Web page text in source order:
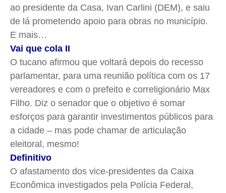
ao presidente da Casa, Ivan Carlini (DEM), e saiu
de lá prometendo apoio para obras no município.
E mais…
Vai que cola II
O tucano afirmou que voltará depois do recesso
parlamentar, para uma reunião política com os 17
vereadores e com o prefeito e correligionário Max
Filho. Diz o senador que o objetivo é somar
esforços para garantir investimentos públicos para
a cidade – mas pode chamar de articulação
eleitoral, mesmo!
Definitivo
O afastamento dos vice-presidentes da Caixa
Econômica investigados pela Polícia Federal,